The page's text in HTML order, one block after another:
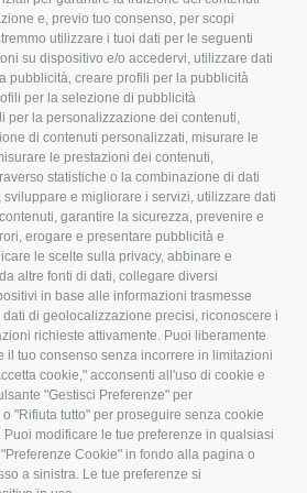
e, previo tuo consenso, per scopi
utilizzare i tuoi dati per le seguenti
su dispositivo e/o accedervi, utilizzare dati
pubblicità, creare profili per la pubblicità
per la selezione di pubblicità
per la personalizzazione dei contenuti,
di contenuti personalizzati, misurare le
le prestazioni dei contenuti,
statistiche o la combinazione di dati
e migliorare i servizi, utilizzare dati
garantire la sicurezza, prevenire e
erogare e presentare pubblicità e
le scelte sulla privacy, abbinare e
altre fonti di dati, collegare diversi
in base alle informazioni trasmesse
di geolocalizzazione precisi, riconoscere i
richieste attivamente. Puoi liberamente
il tuo consenso senza incorrere in limitazioni
cookie," acconsenti all'uso di cookie e
"Gestisci Preferenze" per
"Rifiuta tutto" per proseguire senza cookie
Puoi modificare le tue preferenze in qualsiasi
Cookie" in fondo alla pagina o
a sinistra. Le tue preferenze si
e
INFORMA
Tecnico
Fiscale
Lavoro
Ambiente
Associazione
CONFAGRICOLTURA
ATTIVA
Notizie in evidenza
Eventi
Comunicati Stampa
Video
Iscrizione Newsletter
Newsletter